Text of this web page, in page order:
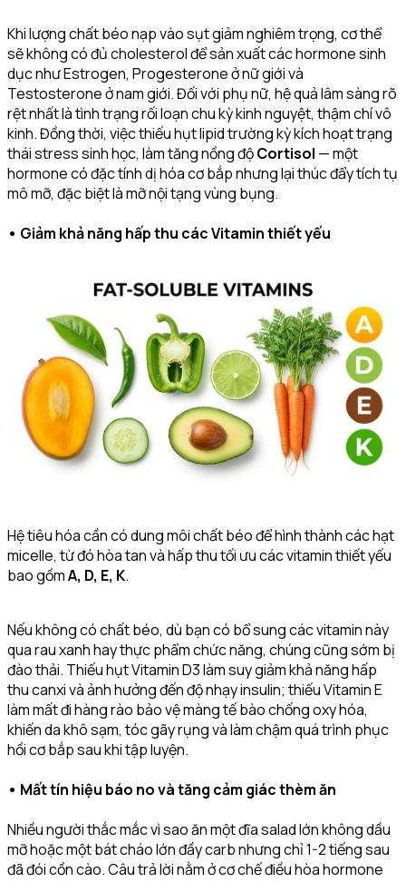
Khi lượng chất béo nạp vào sụt giảm nghiêm trọng, cơ thể
sẽ không có đủ cholesterol để sản xuất các hormone sinh
dục như Estrogen, Progesterone ở nữ giới và
Testosterone ở nam giới. Đối với phụ nữ, hệ quả lâm sàng rõ
rệt nhất là tình trạng rối loạn chu kỳ kinh nguyệt, thậm chí vô
kinh. Đồng thời, việc thiếu hụt lipid trường kỳ kích hoạt trạng
thái stress sinh học, làm tăng nồng độCortisol — một
hormone có đặc tính dị hóa cơ bắp nhưng lại thúc đẩy tích tụ
mô mỡ, đặc biệt là mỡ nội tạng vùng bụng.
• Giảm khả năng hấp thu các Vitamin thiết yếu
Hệ tiêu hóa cần có dung môi chất béo để hình thành các hạt
micelle, từ đó hòa tan và hấp thu tối ưu các vitamin thiết yếu
bao gồmA, D, E, K.
Nếu không có chất béo, dù bạn có bổ sung các vitamin này
qua rau xanh hay thực phẩm chức năng, chúng cũng sớm bị
đào thải. Thiếu hụt Vitamin D3 làm suy giảm khả năng hấp
thu canxi và ảnh hưởng đến độ nhạy insulin; thiếu Vitamin E
làm mất đi hàng rào bảo vệ màng tế bào chống oxy hóa,
khiến da khô sạm, tóc gãy rụng và làm chậm quá trình phục
hồi cơ bắp sau khi tập luyện.
• Mất tín hiệu báo no và tăng cảm giác thèm ăn
Nhiều người thắc mắc vì sao ăn một đĩa salad lớn không dầu
mỡ hoặc một bát cháo lớn đầy carb nhưng chỉ 1-2 tiếng sau
đã đói cồn cào. Câu trả lời nằm ở cơ chế điều hòa hormone